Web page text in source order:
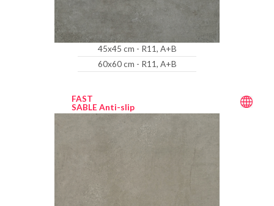
45x45 cm - R11, A+B
60x60 cm - R11, A+B
FAST
SABLE Anti-slip